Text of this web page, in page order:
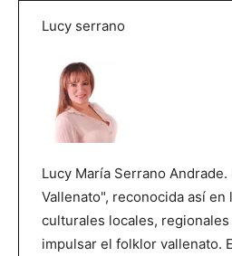
Lucy serrano
Lucy María Serrano Andrade.
Vallenato", reconocida así en
culturales locales,
impulsar el folklor vallenato.